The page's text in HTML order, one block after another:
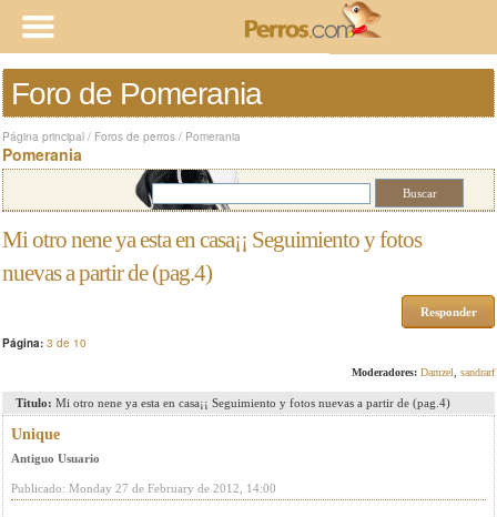
Foro de Pomerania
Página principal / Foros de perros / Pomerania
Pomerania
Mi otro nene ya esta en casa¡¡ Seguimiento y fotos
nuevas a partir de (pag.4)
Responder
Página: 3 de 10
Moderadores: Damzel sandrarf
Titulo: Mi otro nene ya esta en casa¡¡ Seguimiento y fotos nuevas a partir de (pag.4)
Unique
Antiguo Usuario
Publicado: Monday 27 de February de 2012, 14:00